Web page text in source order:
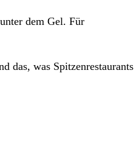
dem Gel. Für
das, was Spitzenrestaurants